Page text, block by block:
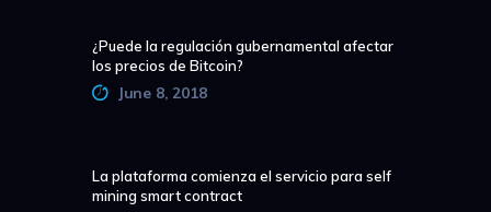
¿Puede la regulación gubernamental afectar
los precios de Bitcoin?
June 8, 2018
La plataforma comienza el servicio para self
mining smart contract